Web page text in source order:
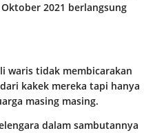
2021 berlangsung
waris tidak membicarakan
kakek mereka tapi hanya
masing masing.
dalam sambutannya